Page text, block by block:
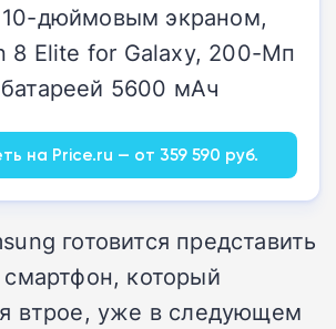
10-дюймовым экраном,
8 Elite for Galaxy, 200-Мп
5600 мАч
на Price.ru — от 359 590 руб.
готовится представить
который
втрое, уже в следующем